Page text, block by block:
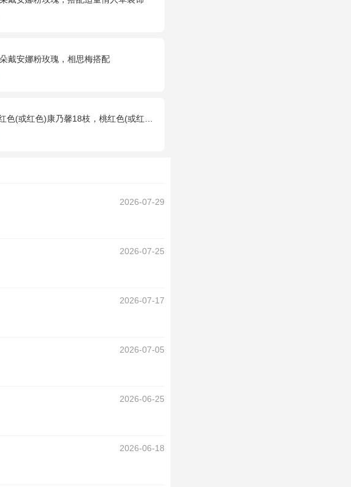
戴安娜粉玫瑰，相思梅搭配
色)康乃馨18枝，桃红色(或红色)玫瑰18枝，粉色康乃馨12枝，粉色多头小康乃馨9枝，点缀适量绿叶、叶上黄金等。
2026-07-29
2026-07-25
2026-07-17
2026-07-05
2026-06-25
2026-06-18